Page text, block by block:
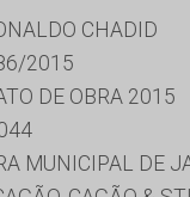
CHADID
2015
DE OBRA 2015
MUNICIPAL DE